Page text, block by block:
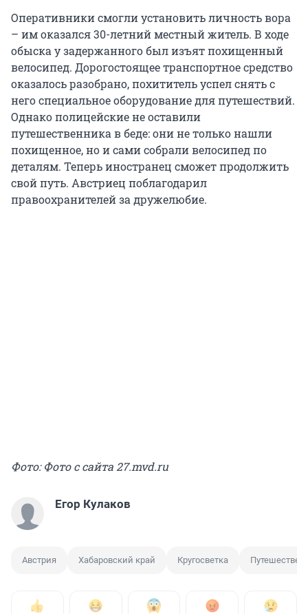
Оперативники смогли установить личность вора
– им оказался 30-летний местный житель. В ходе
обыска у задержанного был изъят похищенный
велосипед. Дорогостоящее транспортное средство
оказалось разобрано, похититель успел снять с
него специальное оборудование для путешествий.
Однако полицейские не оставили
путешественника в беде: они не только нашли
похищенное, но и сами собрали велосипед по
деталям. Теперь иностранец сможет продолжить
свой путь. Австриец поблагодарил
правоохранителей за дружелюбие.
Фото: Фото с сайта 27.mvd.ru
Егор Кулаков
Австрия Хабаровский край Кругосветка